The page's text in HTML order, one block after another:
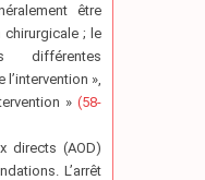
être
chirurgicale ; le
différentes
»,
»(58-
directs (AOD)
L’arrêt